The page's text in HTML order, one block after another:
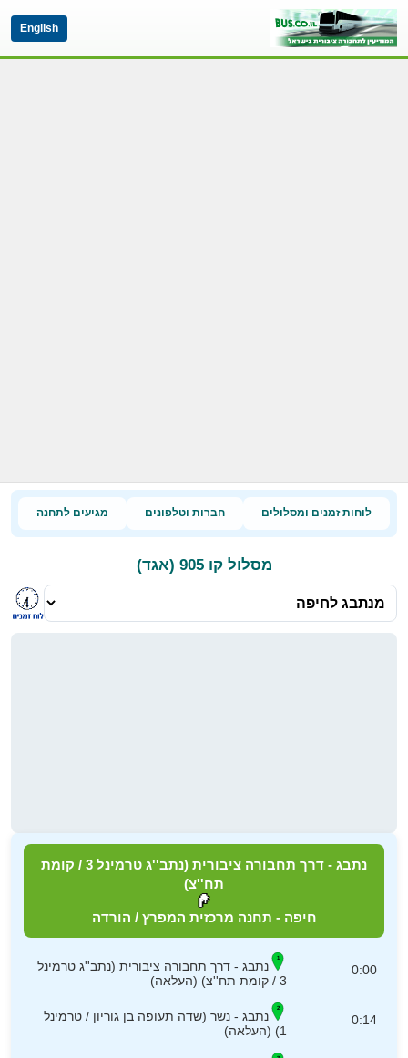
English
לוחות זמנים ומסלולים חברות וטלפונים מגיעים לתחנה
מסלול קו 905 (אגד)
נתבג - דרך תחבורה ציבורית (נתב''ג טרמינל 3 / קומת
תח''צ)
חיפה - תחנה מרכזית המפרץ / הורדה
0:00
נתבג - דרך תחבורה ציבורית (נתב''ג טרמינל
3 / קומת תח''צ) (העלאה)
0:14
נתבג - נשר (שדה תעופה בן גוריון / טרמינל
1) (העלאה)